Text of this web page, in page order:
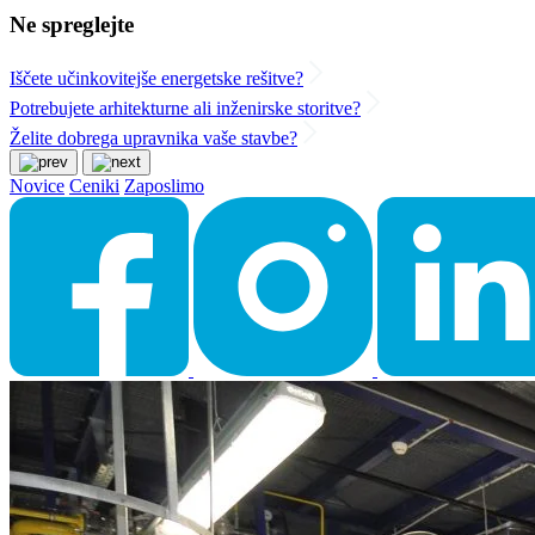
Ne spreglejte
Iščete učinkovitejše energetske rešitve?
Potrebujete arhitekturne ali inženirske storitve?
Želite dobrega upravnika vaše stavbe?
Novice Ceniki Zaposlimo